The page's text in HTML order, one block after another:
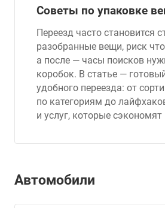
Советы по упаковке
Переезд часто становится
разобранные вещи, риск
а после — часы поисков
коробок. В статье —
удобного переезда: от
по категориям до
и услуг, которые
Автомобили